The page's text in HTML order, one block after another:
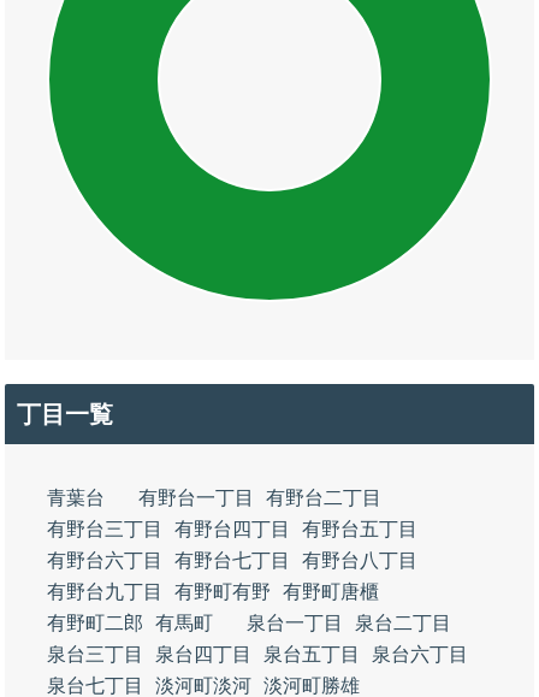
丁目一覧
青葉台 有野台一丁目
有野台二丁目
有野台三丁目
有野台四丁目
有野台五丁目
有野台六丁目
有野台七丁目
有野台八丁目
有野台九丁目
有野町有野
有野町唐櫃
有野町二郎
有馬町 泉台一丁目
泉台二丁目
泉台三丁目
泉台四丁目 泉台五丁目
泉台六丁目
泉台七丁目
淡河町淡河 淡河町勝雄